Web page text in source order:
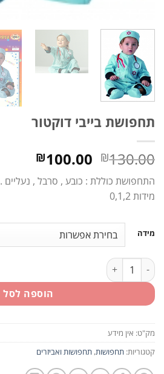
תחפושת בייבי דוקטור
₪130.00 המחיר
היה:
₪100.00
הנוכחי
הוא:
התחפושת כוללת : כובע , סרבל , נעליים .
מידות 0,1,2
מידה
כמות של תחפושת בייבי דוקטור
הוספה לסל
מק"ט: אין מידע
קטגוריות: תחפושות, תחפושות ואביזרים